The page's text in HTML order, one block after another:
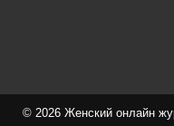
© 2026 Женский онлайн